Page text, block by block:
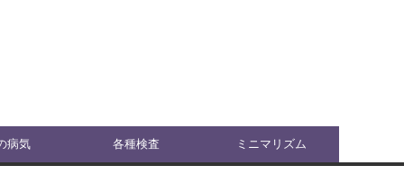
病気 各種検査 ミニマリズム